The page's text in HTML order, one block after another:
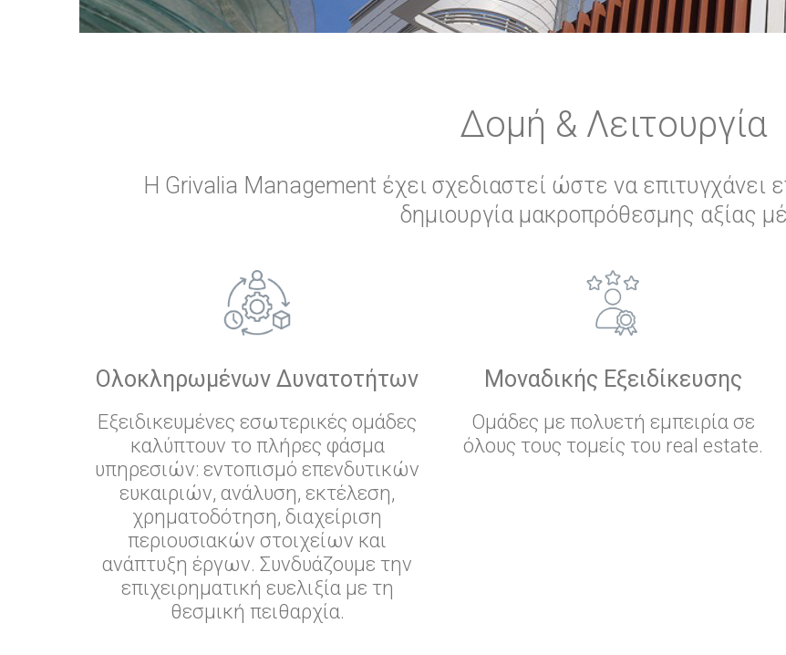
Δομή & Λειτουργία
Η Grivalia Management έχει σχεδιαστεί ώστε να επιτυγχάνει
δημιουργία μακροπρόθεσμης αξίας
Ολοκληρωμένων Δυνατοτήτων
Εξειδικευμένες εσωτερικές ομάδες
καλύπτουν το πλήρες φάσμα
υπηρεσιών: εντοπισμό επενδυτικών
ευκαιριών, ανάλυση, εκτέλεση,
χρηματοδότηση, διαχείριση
περιουσιακών στοιχείων και
ανάπτυξη έργων. Συνδυάζουμε την
επιχειρηματική ευελιξία με τη
θεσμική πειθαρχία.
Μοναδικής Εξειδίκευσης
Ομάδες με πολυετή εμπειρία σε
όλους τους τομείς του real estate.